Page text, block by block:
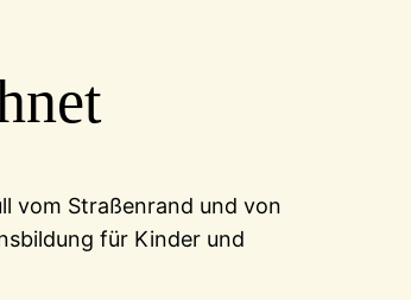
vom Straßenrand und von
für Kinder und